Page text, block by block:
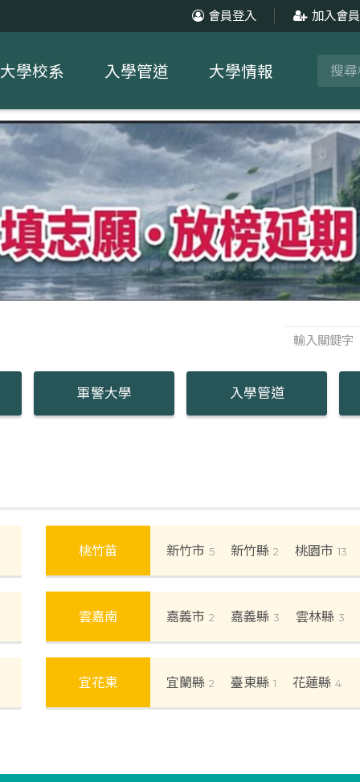
會員登入 加入會員
大學校系 入學管道 大學情報
軍警大學 入學管道
桃竹苗 新竹市 5 新竹縣 2 桃園市 13
雲嘉南 嘉義市 2 嘉義縣 3 雲林縣 3
宜花東 宜蘭縣 2 臺東縣 1 花蓮縣 4